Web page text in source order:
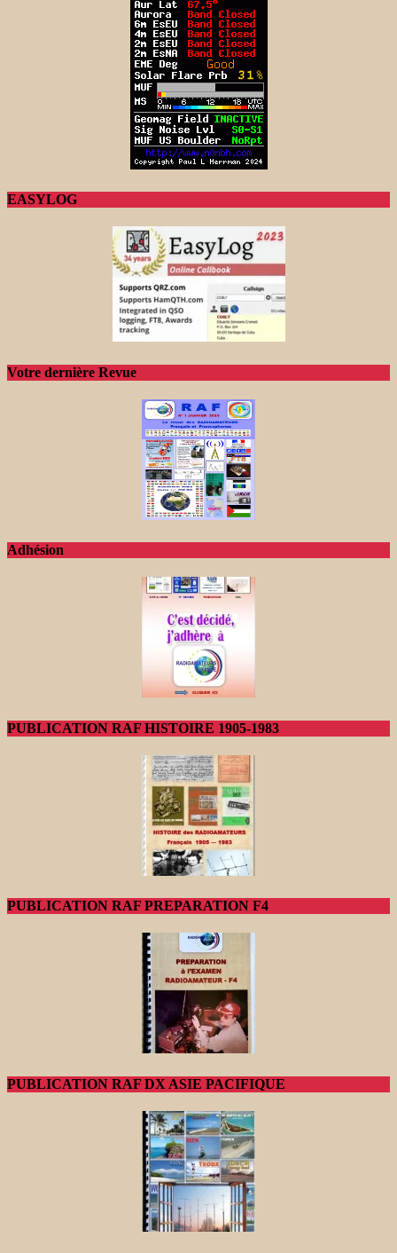
EASYLOG
Votre dernière Revue
Adhésion
PUBLICATION RAF HISTOIRE 1905-1983
PUBLICATION RAF PREPARATION F4
PUBLICATION RAF DX ASIE PACIFIQUE